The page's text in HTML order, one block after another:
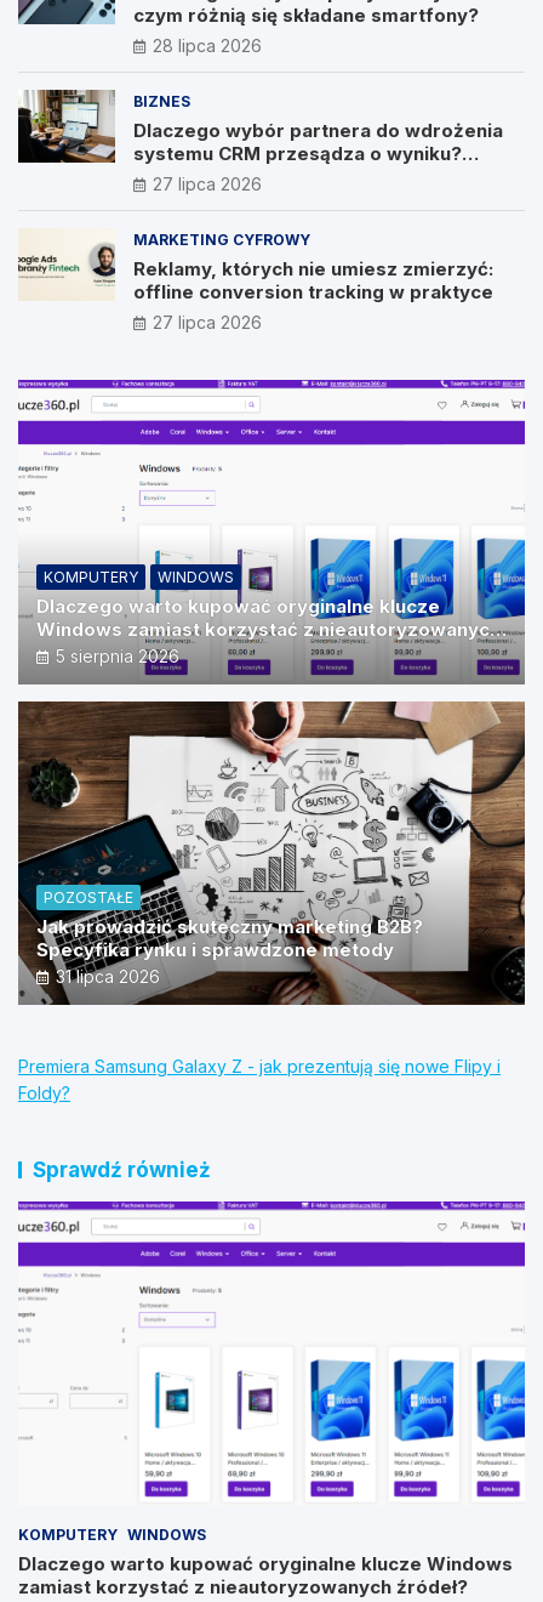
czym różnią się składane smartfony?
28 lipca 2026
BIZNES
Dlaczego wybór partnera do wdrożenia
systemu CRM przesądza o wyniku?
Wywiad z Pawłem Prymakowskim, CEO IT
Vision
27 lipca 2026
MARKETING CYFROWY
Reklamy, których nie umiesz zmierzyć:
offline conversion tracking w praktyce
27 lipca 2026
KOMPUTERY WINDOWS
Dlaczego warto kupować oryginalne klucze
Windows zamiast korzystać z nieautoryzowanych
źródeł?
5 sierpnia 2026
POZOSTAŁE
Jak prowadzić skuteczny marketing B2B?
Specyfika rynku i sprawdzone metody
31 lipca 2026
Premiera Samsung Galaxy Z - jak prezentują się nowe Flipy i
Foldy?
Sprawdź również
KOMPUTERY WINDOWS
Dlaczego warto kupować oryginalne klucze Windows
zamiast korzystać z nieautoryzowanych źródeł?